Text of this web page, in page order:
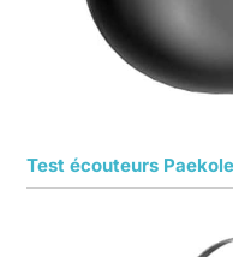
Test écouteurs